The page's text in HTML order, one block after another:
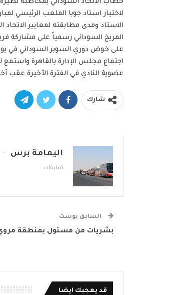
خطاب الاتحاد السوداني بمخاطبة
لاختيار استاد جوبا الملعب الرئيسي
الاستاد ومدى مطابقته لمعايير
المريخ السوداني رسمياً على مشاركة
على خوض دوري السوبر السوداني في
اجتماع مجلس الإدارة بالقاهرة
عضوية النادي في الفترة الأخيرة عقب
شارك
اليمامة برس
تعليقات
السابق بوست
بشريات من مسئول بمنطقة مروي
قد يعجبك ايضا